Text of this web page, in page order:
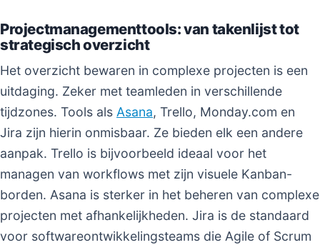
Projectmanagementtools: van takenlijst tot
strategisch overzicht
Het overzicht bewaren in complexe projecten is een
uitdaging. Zeker met teamleden in verschillende
tijdzones. Tools als Asana, Trello, Monday.com en
Jira zijn hierin onmisbaar. Ze bieden elk een andere
aanpak. Trello is bijvoorbeeld ideaal voor het
managen van workflows met zijn visuele Kanban-
borden. Asana is sterker in het beheren van complexe
projecten met afhankelijkheden. Jira is de standaard
voor softwareontwikkelingsteams die Agile of Scrum